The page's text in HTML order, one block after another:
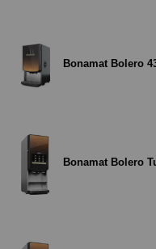
Bonamat Bolero
Bonamat Bolero